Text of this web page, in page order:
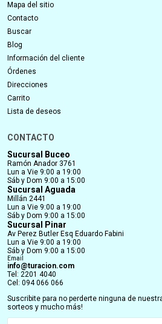
Mapa del sitio
Contacto
Buscar
Blog
Información del cliente
Órdenes
Direcciones
Carrito
Lista de deseos
CONTACTO
Sucursal Buceo
Ramón Anador 3761
Lun a Vie 9:00 a 19:00
Sáb y Dom 9:00 a 15:00
Sucursal Aguada
Millán 2441
Lun a Vie 9:00 a 19:00
Sáb y Dom 9:00 a 15:00
Sucursal Pinar
Av Perez Butler Esq Eduardo Fabini
Lun a Vie 9:00 a 19:00
Sáb y Dom 9:00 a 15:00
Email
info@turacion.com
Tel: 2201 4040
Cel: 094 066 066
Suscribite para no perderte ninguna de
sorteos y mucho más!